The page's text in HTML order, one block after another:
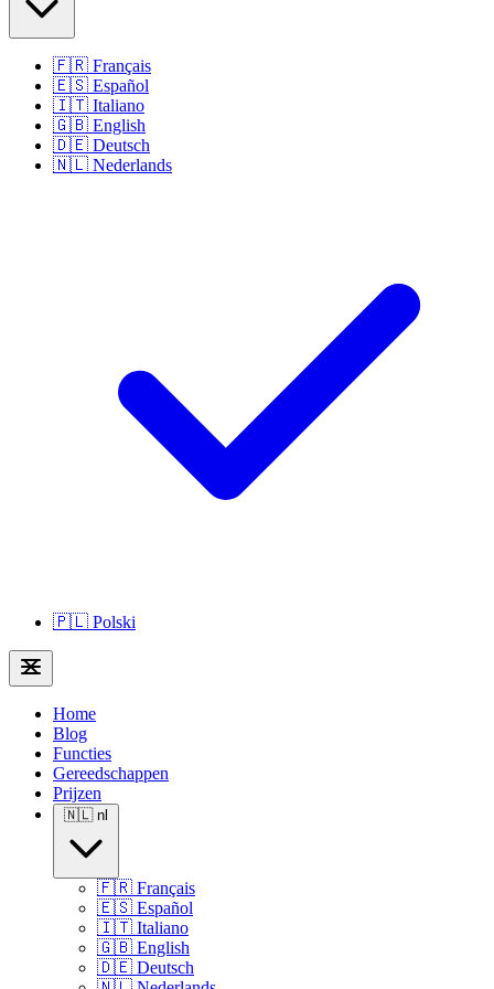
🇫🇷 Français
🇪🇸 Español
🇮🇹 Italiano
🇬🇧 English
🇩🇪 Deutsch
🇳🇱 Nederlands
🇵🇱 Polski
Home
Blog
Functies
Gereedschappen
Prijzen
🇳🇱 nl
🇫🇷 Français
🇪🇸 Español
🇮🇹 Italiano
🇬🇧 English
🇩🇪 Deutsch